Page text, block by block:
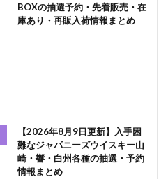
BOXの抽選予約・先着販売・在
庫あり・再販入荷情報まとめ
【2026年8月9日更新】入手困
難なジャパニーズウイスキー山
崎・響・白州各種の抽選・予約
情報まとめ